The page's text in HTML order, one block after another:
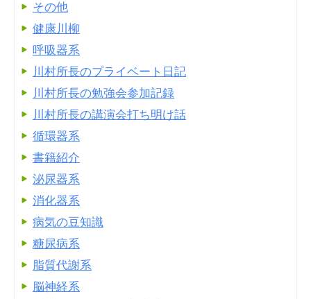
その他
健康川柳
呼吸器系
川村所長のプライベート日記
川村所長の勉強会参加記録
川村所長の講演会打ち明け話
循環器系
書籍紹介
泌尿器系
消化器系
病気の豆知識
糖尿病系
脂質代謝系
脳神経系